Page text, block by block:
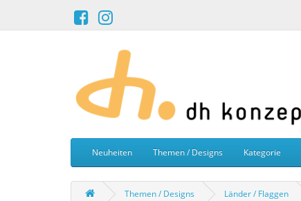
Neuheiten Themen / Designs Kategorie
Themen / Designs Länder / Flaggen